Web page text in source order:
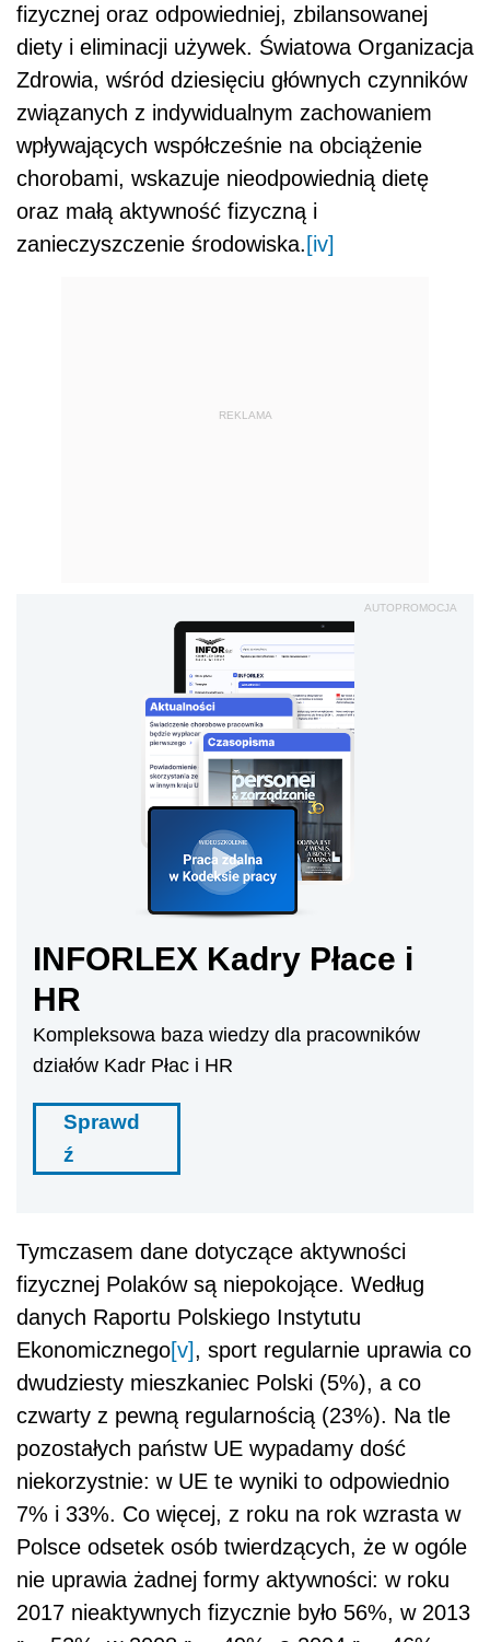
fizycznej oraz odpowiedniej, zbilansowanej
diety i eliminacji używek. Światowa Organizacja
Zdrowia, wśród dziesięciu głównych czynników
związanych z indywidualnym zachowaniem
wpływających współcześnie na obciążenie
chorobami, wskazuje nieodpowiednią dietę
oraz małą aktywność fizyczną i
zanieczyszczenie środowiska. [iv]
REKLAMA
AUTOPROMOCJA
INFORLEX Kadry Płace i
HR
Kompleksowa baza wiedzy dla pracowników
działów Kadr Płac i HR
Sprawd
ź
Tymczasem dane dotyczące aktywności
fizycznej Polaków są niepokojące. Według
danych Raportu Polskiego Instytutu
Ekonomicznego[v], sport regularnie uprawia co
dwudziesty mieszkaniec Polski (5%), a co
czwarty z pewną regularnością (23%). Na tle
pozostałych państw UE wypadamy dość
niekorzystnie: w UE te wyniki to odpowiednio
7% i 33%. Co więcej, z roku na rok wzrasta w
Polsce odsetek osób twierdzących, że w ogóle
nie uprawia żadnej formy aktywności: w roku
2017 nieaktywnych fizycznie było 56%, w 2013